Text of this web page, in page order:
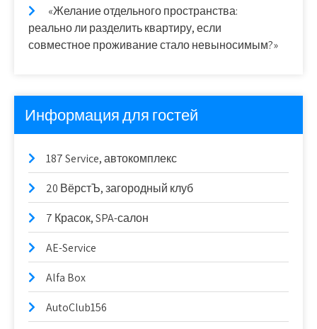
«Желание отдельного пространства:
реально ли разделить квартиру, если
совместное проживание стало невыносимым?»
Информация для гостей
187 Service, автокомплекс
20 ВёрстЪ, загородный клуб
7 Красок, SPA-салон
AE-Service
Alfa Box
AutoClub156